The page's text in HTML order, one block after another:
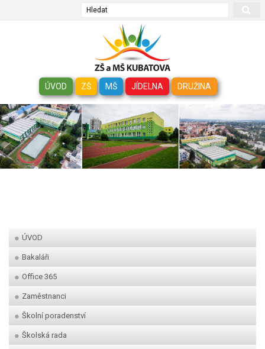
Hledat
ÚVOD ZŠ MŠ JÍDELNA DRUŽINA
ÚVOD
Bakaláři
Office 365
Zaměstnanci
Školní poradenství
Školská rada